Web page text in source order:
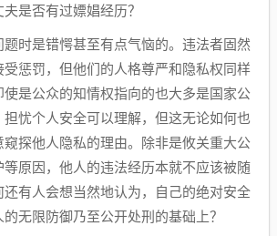
是否有过嫖娼经历？
时是错愕甚至有点气恼的。违法者固然
惩罚，但他们的人格尊严和隐私权同样
使是公众的知情权指向的也大多是国家公
忧个人安全可以理解，但这无论如何也
窥探他人隐私的理由。除非是攸关重大公
等原因，他人的违法经历本就不应该被随
还有人会想当然地认为，自己的绝对安全
无限防御乃至公开处刑的基础上？